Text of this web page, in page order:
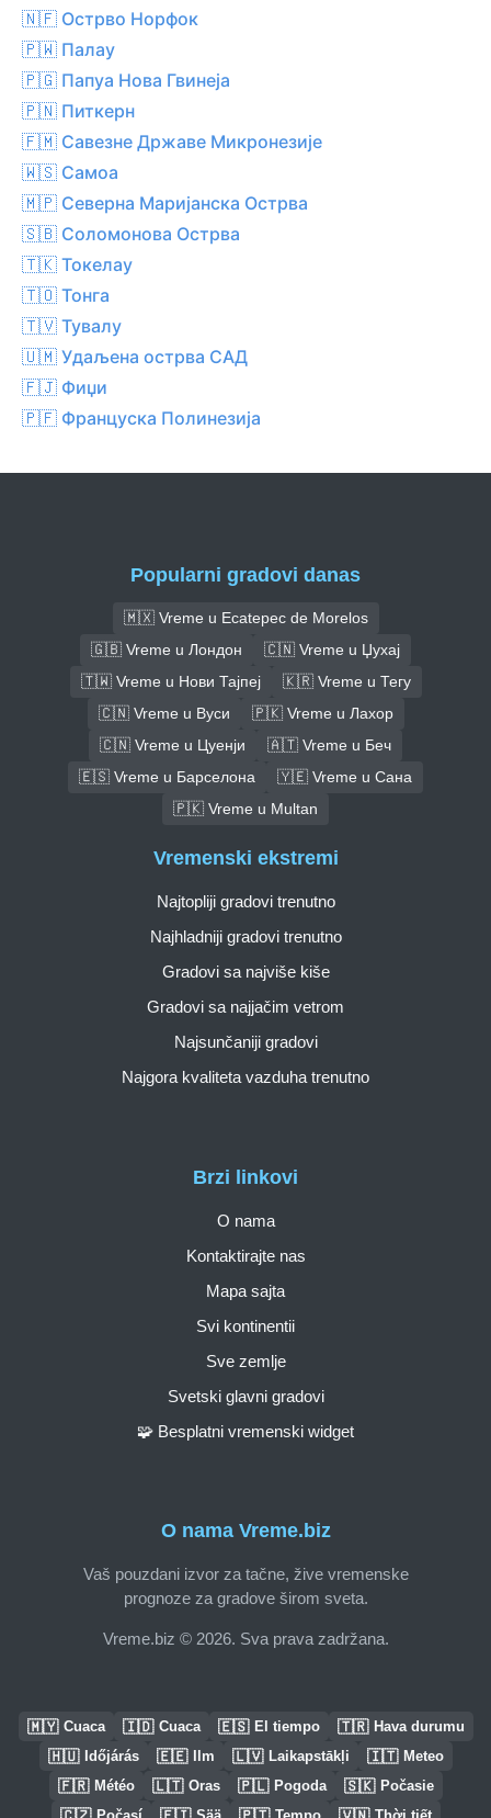
🇳🇫 Острво Норфок
🇵🇼 Палау
🇵🇬 Папуа Нова Гвинеја
🇵🇳 Питкерн
🇫🇲 Савезне Државе Микронезије
🇼🇸 Самоа
🇲🇵 Северна Маријанска Острва
🇸🇧 Соломонова Острва
🇹🇰 Токелау
🇹🇴 Тонга
🇹🇻 Тувалу
🇺🇲 Удаљена острва САД
🇫🇯 Фиџи
🇵🇫 Француска Полинезија
Popularni gradovi danas
🇲🇽 Vreme u Ecatepec de Morelos
🇬🇧 Vreme u Лондон
🇨🇳 Vreme u Џухај
🇹🇼 Vreme u Нови Тајпеј
🇰🇷 Vreme u Тегу
🇨🇳 Vreme u Вуси
🇵🇰 Vreme u Лахор
🇨🇳 Vreme u Цуенји
🇦🇹 Vreme u Беч
🇪🇸 Vreme u Барселона
🇾🇪 Vreme u Сана
🇵🇰 Vreme u Multan
O nama Vreme.biz
Vaš pouzdani izvor za tačne, žive vremenske
prognoze za gradove širom sveta.
Vreme.biz © 2026. Sva prava zadržana.
Brzi linkovi
O nama
Kontaktirajte nas
Mapa sajta
Svi kontinentii
Sve zemlje
Svetski glavni gradovi
🧩 Besplatni vremenski widget
Vremenski ekstremi
Najtopliji gradovi trenutno
Najhladniji gradovi trenutno
Gradovi sa najviše kiše
Gradovi sa najjačim vetrom
Najsunčaniji gradovi
Najgora kvaliteta vazduha trenutno
🇲🇾 Cuaca 🇮🇩 Cuaca 🇪🇸 El tiempo 🇹🇷 Hava durumu
🇭🇺 Időjárás 🇪🇪 Ilm 🇱🇻 Laikapstākļi 🇮🇹 Meteo
🇫🇷 Météo 🇱🇹 Oras 🇵🇱 Pogoda 🇸🇰 Počasie